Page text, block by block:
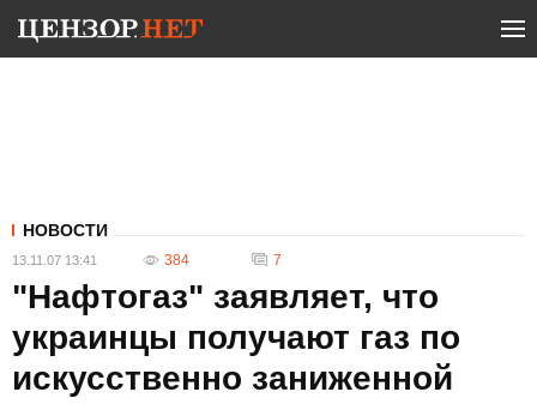
НОВОСТИ
13.11.07 13:41 384 7
"Нафтогаз" заявляет, что
украинцы получают газ по
искусственно заниженной